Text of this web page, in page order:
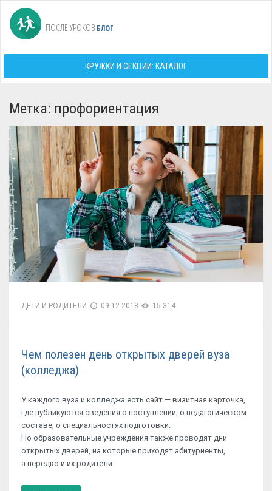
ПОСЛЕ УРОКОВ БЛОГ
КРУЖКИ И СЕКЦИИ: КАТАЛОГ
Метка: профориентация
ДЕТИ И РОДИТЕЛИ 09.12.2018 15 314
Чем полезен день открытых дверей вуза
(колледжа)
У каждого вуза и колледжа есть сайт — визитная карточка,
где публикуются сведения о поступлении, о педагогическом
составе, о специальностях подготовки.
Но образовательные учреждения также проводят дни
открытых дверей, на которые приходят абитуриенты,
а нередко и их родители.